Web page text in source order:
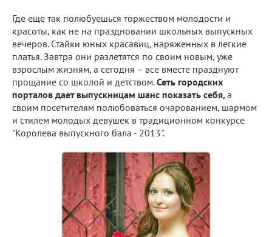
Где еще так полюбуешься торжеством молодости и
красоты, как не на праздновании школьных выпускных
вечеров. Стайки юных красавиц, наряженных в легкие
платья. Завтра они разлетятся по своим новым, уже
взрослым жизням, а сегодня – все вместе празднуют
прощание со школой и детством.Сеть городских
порталов дает выпускницам шанс показать себя, а
своим посетителям полюбоваться очарованием, шармом
и стилем молодых девушек в традиционном конкурсе
"Королева выпускного бала - 2013".